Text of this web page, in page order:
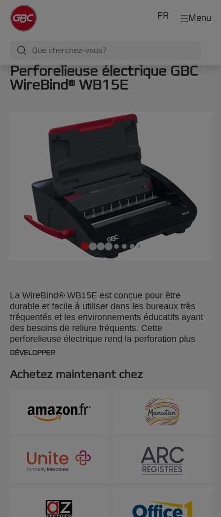
Menu
FR
Perforelieuse électrique GBC
WireBind® WB15E
La WireBind® WB15E est conçue pour être
durable et facile à utiliser dans les bureaux très
fréquentés et les environnements éducatifs ayant
des besoins de reliure fréquents. Cette
perforelieuse électrique rend la perforation plus
facile et plus rapide, avec la capacité de perforer
feuilles à la fois avec un peigne métallique de 14
en fait le complément parfait à n'importe quel
espace de travail. Le WB15E dispose d'un
indicateur LED anti-bourrage pour une expérience
plus, elle comprend un bac à confetti pratique et un
compartiment de rangement pour un espace de
travail bien ordonné. Couleur noir et argent.
DÉVELOPPER
Achetez maintenant chez